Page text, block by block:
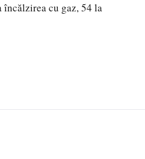
cu gaz, 54 la